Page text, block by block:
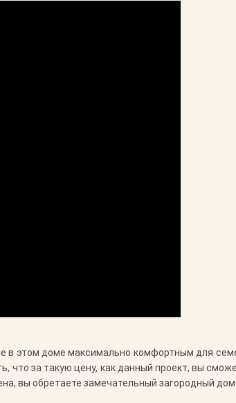
этом доме максимально комфортным для
за такую цену, как данный проект, вы
вы обретаете замечательный загородный дом.